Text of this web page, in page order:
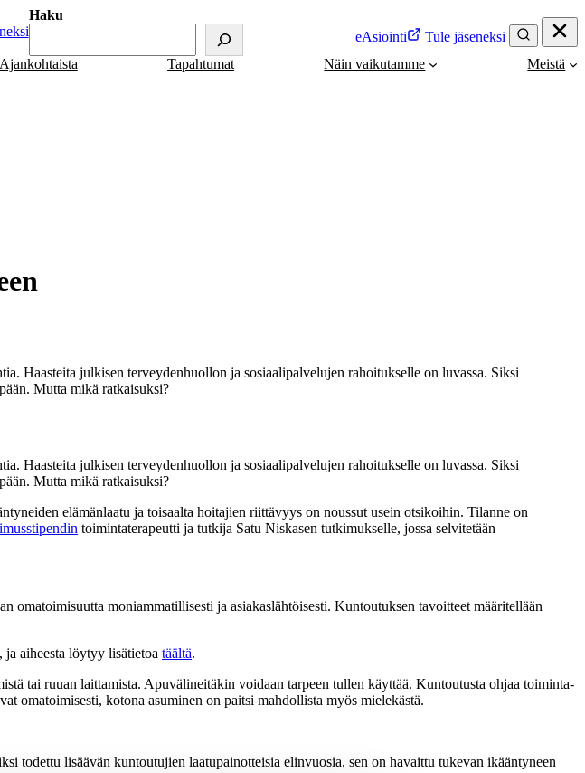
Haku
eAsiointi
Tule jäseneksi
Ajankohtaista Tapahtumat Näin vaikutamme Meistä
Haasteita julkisen terveydenhuollon ja sosiaalipalvelujen rahoitukselle on luvassa. Siksi
Mutta mikä ratkaisuksi?
Haasteita julkisen terveydenhuollon ja sosiaalipalvelujen rahoitukselle on luvassa. Siksi
Mutta mikä ratkaisuksi?
elämänlaatu ja toisaalta hoitajien riittävyys on noussut usein otsikoihin. Tilanne on
toimintaterapeutti ja tutkija Satu Niskasen tutkimukselle, jossa selvitetään
omatoimisuutta moniammatillisesti ja asiakaslähtöisesti. Kuntoutuksen tavoitteet määritellään
ja aiheesta löytyy lisätietoa täältä.
tai ruuan laittamista. Apuvälineitäkin voidaan tarpeen tullen käyttää. Kuntoutusta ohjaa toiminta-
omatoimisesti, kotona asuminen on paitsi mahdollista myös mielekästä.
todettu lisäävän kuntoutujien laatupainotteisia elinvuosia, sen on havaittu tukevan ikääntyneen